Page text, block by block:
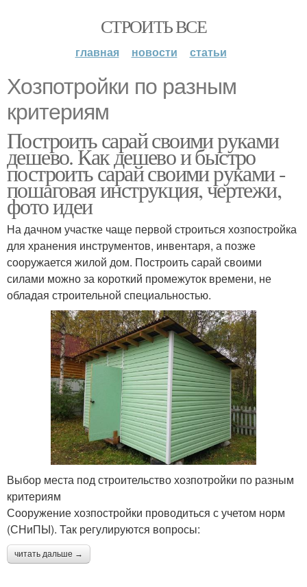
СТРОИТЬ ВСЕ
главная новости статьи
Хозпотройки по разным
критериям
Построить сарай своими руками
дешево. Как дешево и быстро
построить сарай своими руками -
пошаговая инструкция, чертежи,
фото идеи
На дачном участке чаще первой строиться хозпостройка
для хранения инструментов, инвентаря, а позже
сооружается жилой дом. Построить сарай своими
силами можно за короткий промежуток времени, не
обладая строительной специальностью.
Выбор места под строительство хозпотройки по разным
критериям
Сооружение хозпостройки проводиться с учетом норм
(СНиПЫ). Так регулируются вопросы:
читать дальше →